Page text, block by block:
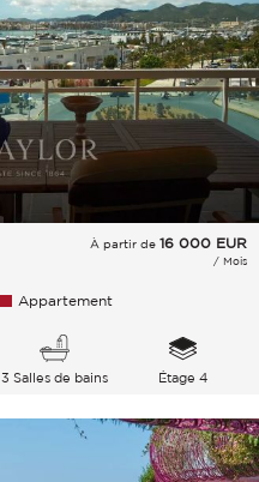
À partir de 16 000 EUR
/ Mois
Appartement
3 Salles de bains Étage 4